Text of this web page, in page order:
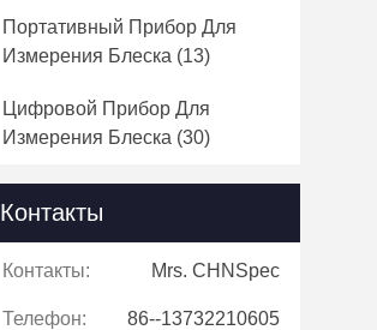
Портативный Прибор Для
Измерения Блеска (13)
Цифровой Прибор Для
Измерения Блеска (30)
Мулти Прибор Для Измерения
Блеска Угла
Коробка Подбора Цветов
Контакты
Контакты: Mrs. CHNSpec
Телефон: 86--13732210605